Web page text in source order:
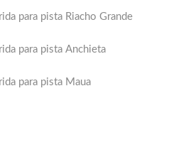
para pista Riacho Grande
para pista Anchieta
para pista Maua